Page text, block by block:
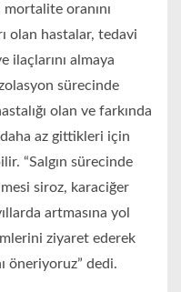
oranını
olan hastalar, tedavi
ilaçlarını almaya
sürecinde
olan ve farkında
az gittikleri için
“Salgın sürecinde
siroz, karaciğer
artmasına yol
ziyaret ederek
öneriyoruz” dedi.